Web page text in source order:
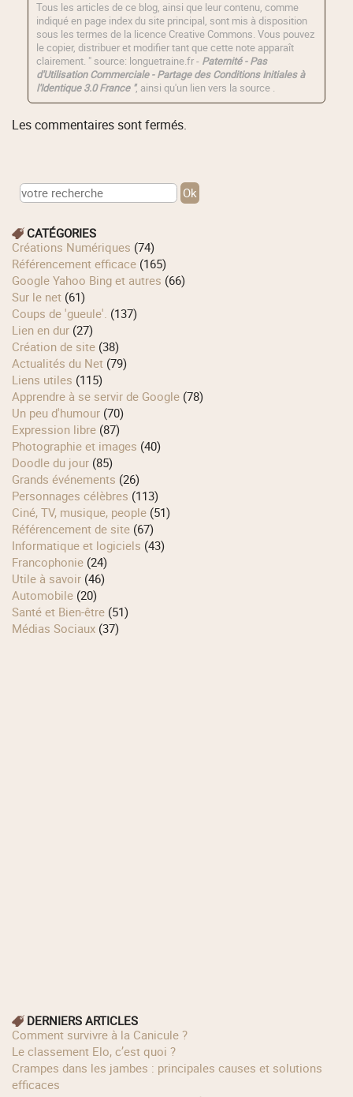
Tous les articles de ce blog, ainsi que leur contenu, comme
indiqué en page index du site principal, sont mis à disposition
sous les termes de la licence Creative Commons. Vous pouvez
le copier, distribuer et modifier tant que cette note apparaît
clairement. " source: longuetraine.fr - Paternité - Pas
d'Utilisation Commerciale - Partage des Conditions Initiales à
l'Identique 3.0 France ", ainsi qu'un lien vers la source .
Les commentaires sont fermés.
CATÉGORIES
Créations Numériques (74)
Référencement efficace (165)
Google Yahoo Bing et autres (66)
Sur le net (61)
Coups de 'gueule'. (137)
Lien en dur (27)
Création de site (38)
Actualités du Net (79)
Liens utiles (115)
Apprendre à se servir de Google (78)
Un peu d'humour (70)
Expression libre (87)
Photographie et images (40)
Doodle du jour (85)
Grands événements (26)
Personnages célèbres (113)
Ciné, TV, musique, people (51)
Référencement de site (67)
Informatique et logiciels (43)
Francophonie (24)
Utile à savoir (46)
Automobile (20)
Santé et Bien-être (51)
Médias Sociaux (37)
DERNIERS ARTICLES
Comment survivre à la Canicule ?
Le classement Elo, c’est quoi ?
Crampes dans les jambes : principales causes et solutions
efficaces